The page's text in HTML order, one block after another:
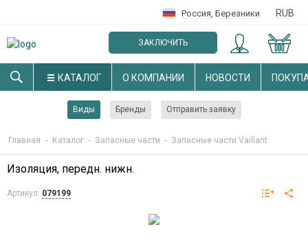
Россия, Березники RUB
ЗАКЛЮЧИТЬ
ОПТОВЫЙ ДОГОВОР
КАТАЛОГ О КОМПАНИИ НОВОСТИ
Виды Бренды Отправить заявку
Главная - Каталог - Запасные части - Запасные части Vaillant
Изоляция, передн. нижн.
Артикул: 079199